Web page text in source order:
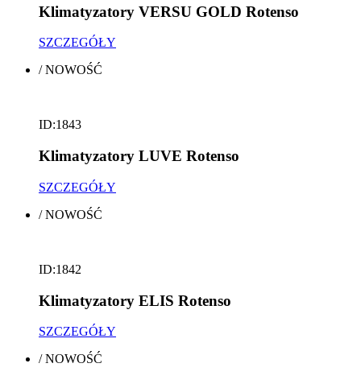
Klimatyzatory VERSU GOLD Rotenso
SZCZEGÓŁY
/NOWOŚĆ
ID:1843
Klimatyzatory LUVE Rotenso
SZCZEGÓŁY
/NOWOŚĆ
ID:1842
Klimatyzatory ELIS Rotenso
SZCZEGÓŁY
/NOWOŚĆ